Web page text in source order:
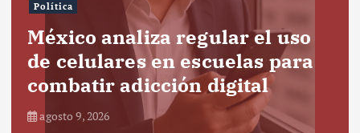
Política
México analiza regular el uso
de celulares en escuelas para
combatir adicción digital
agosto 9, 2026